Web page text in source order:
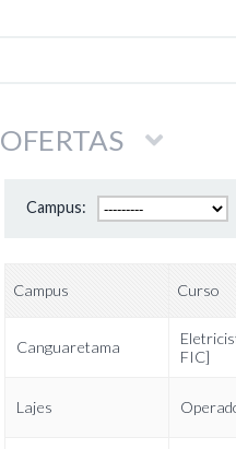
OFERTAS
Campus:
Campus Curso
Canguaretama
FIC]
Lajes